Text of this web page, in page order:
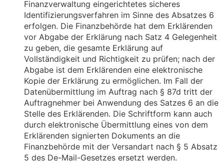
Finanzverwaltung eingerichtetes sicheres
Identifizierungsverfahren im Sinne des Absatzes 6
erfolgen. Die Finanzbehörde hat dem Erklärenden
vor Abgabe der Erklärung nach Satz 4 Gelegenheit
zu geben, die gesamte Erklärung auf
Vollständigkeit und Richtigkeit zu prüfen; nach der
Abgabe ist dem Erklärenden eine elektronische
Kopie der Erklärung zu ermöglichen. Im Fall der
Datenübermittlung im Auftrag nach § 87d tritt der
Auftragnehmer bei Anwendung des Satzes 6 an die
Stelle des Erklärenden. Die Schriftform kann auch
durch elektronische Übermittlung eines von dem
Erklärenden signierten Dokuments an die
Finanzbehörde mit der Versandart nach § 5 Absatz
5 des De-Mail-Gesetzes ersetzt werden.